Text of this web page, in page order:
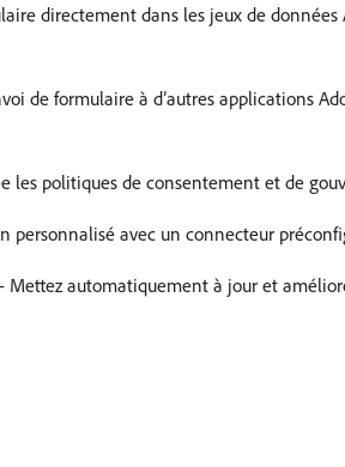
directement dans les jeux de
de formulaire à d’autres applications
les politiques de consentement et de
personnalisé avec un connecteur
- Mettez automatiquement à jour et